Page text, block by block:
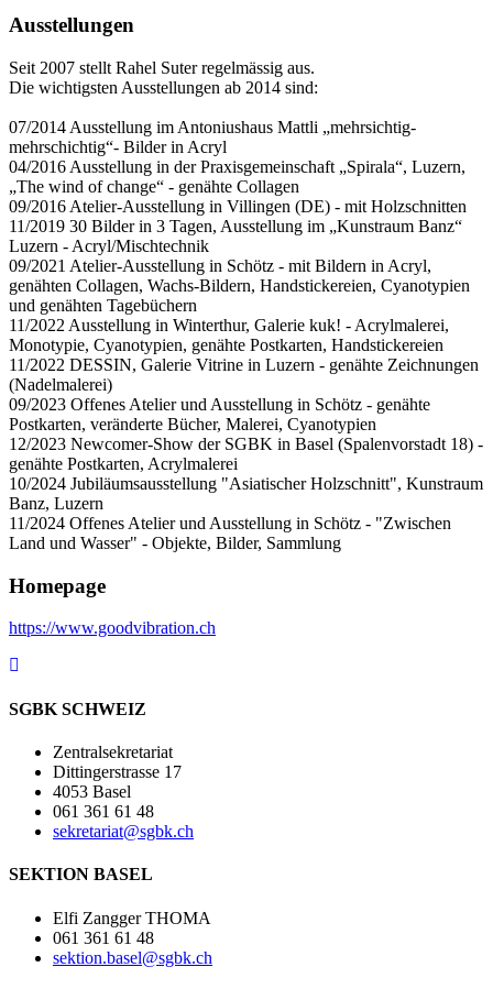
Ausstellungen
Seit 2007 stellt Rahel Suter regelmässig aus.
Die wichtigsten Ausstellungen ab 2014 sind:
07/2014 Ausstellung im Antoniushaus Mattli „mehrsichtig-
mehrschichtig“- Bilder in Acryl
04/2016 Ausstellung in der Praxisgemeinschaft „Spirala“, Luzern,
„The wind of change“ - genähte Collagen
09/2016 Atelier-Ausstellung in Villingen (DE) - mit Holzschnitten
11/2019 30 Bilder in 3 Tagen, Ausstellung im „Kunstraum Banz“
Luzern - Acryl/Mischtechnik
09/2021 Atelier-Ausstellung in Schötz - mit Bildern in Acryl,
genähten Collagen, Wachs-Bildern, Handstickereien, Cyanotypien
und genähten Tagebüchern
11/2022 Ausstellung in Winterthur, Galerie kuk! - Acrylmalerei,
Monotypie, Cyanotypien, genähte Postkarten, Handstickereien
11/2022 DESSIN, Galerie Vitrine in Luzern - genähte Zeichnungen
(Nadelmalerei)
09/2023 Offenes Atelier und Ausstellung in Schötz - genähte
Postkarten, veränderte Bücher, Malerei, Cyanotypien
12/2023 Newcomer-Show der SGBK in Basel (Spalenvorstadt 18) -
genähte Postkarten, Acrylmalerei
10/2024 Jubiläumsausstellung "Asiatischer Holzschnitt", Kunstraum
Banz, Luzern
11/2024 Offenes Atelier und Ausstellung in Schötz - "Zwischen
Land und Wasser" - Objekte, Bilder, Sammlung
Homepage
https://www.goodvibration.ch
SGBK SCHWEIZ
Zentralsekretariat
Dittingerstrasse 17
4053 Basel
061 361 61 48
sekretariat@sgbk.ch
SEKTION BASEL
Elfi Zangger THOMA
061 361 61 48
sektion.basel@sgbk.ch